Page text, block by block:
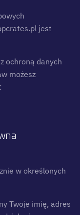
jest
ochroną danych
możesz
w określonych
Twoje imię, adres